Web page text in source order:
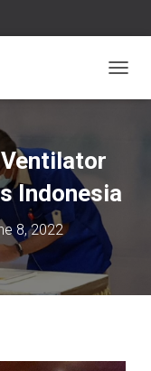
O
A
Indonesia
8, 2022